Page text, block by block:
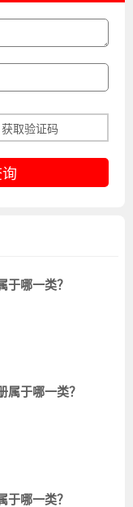
获取验证码
于哪一类？
属于哪一类？
于哪一类？